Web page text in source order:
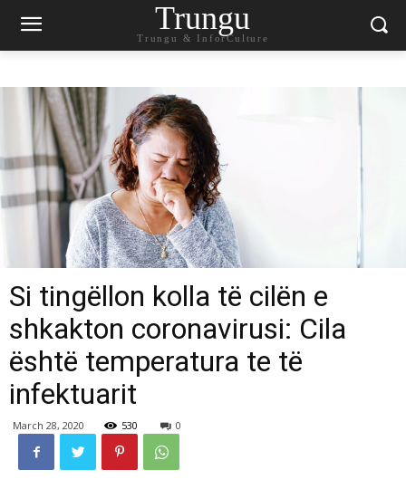
Trungu
Trungu & InforCulture
Si tingëllon kolla të cilën e
shkakton coronavirusi: Cila
është temperatura te të
infektuarit
March 28, 2020 530 0